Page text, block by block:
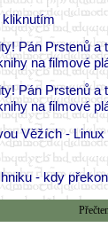
Pán Prstenů a
na filmové
Pán Prstenů a
na filmové
Věžích -
- kdy